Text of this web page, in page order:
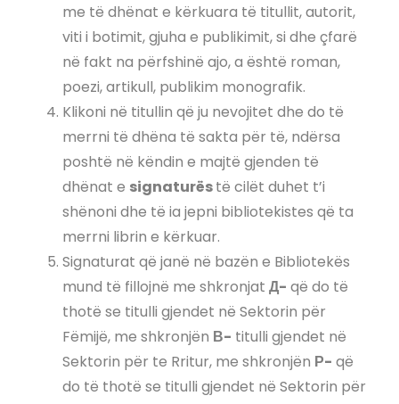
me të dhënat e kërkuara të titullit, autorit,
viti i botimit, gjuha e publikimit, si dhe çfarë
në fakt na përfshinë ajo, a është roman,
poezi, artikull, publikim monografik.
Klikoni në titullin që ju nevojitet dhe do të
merrni të dhëna të sakta për të, ndërsa
poshtë në këndin e majtë gjenden të
dhënat e signaturëstë cilët duhet t’i
shënoni dhe të ia jepni bibliotekistes që ta
merrni librin e kërkuar.
Signaturat që janë në bazën e Bibliotekës
mund të fillojnë me shkronjat Д- që do të
thotë se titulli gjendet në Sektorin për
Fëmijë, me shkronjën В- titulli gjendet në
Sektorin për te Rritur, me shkronjën Р- që
do të thotë se titulli gjendet në Sektorin për